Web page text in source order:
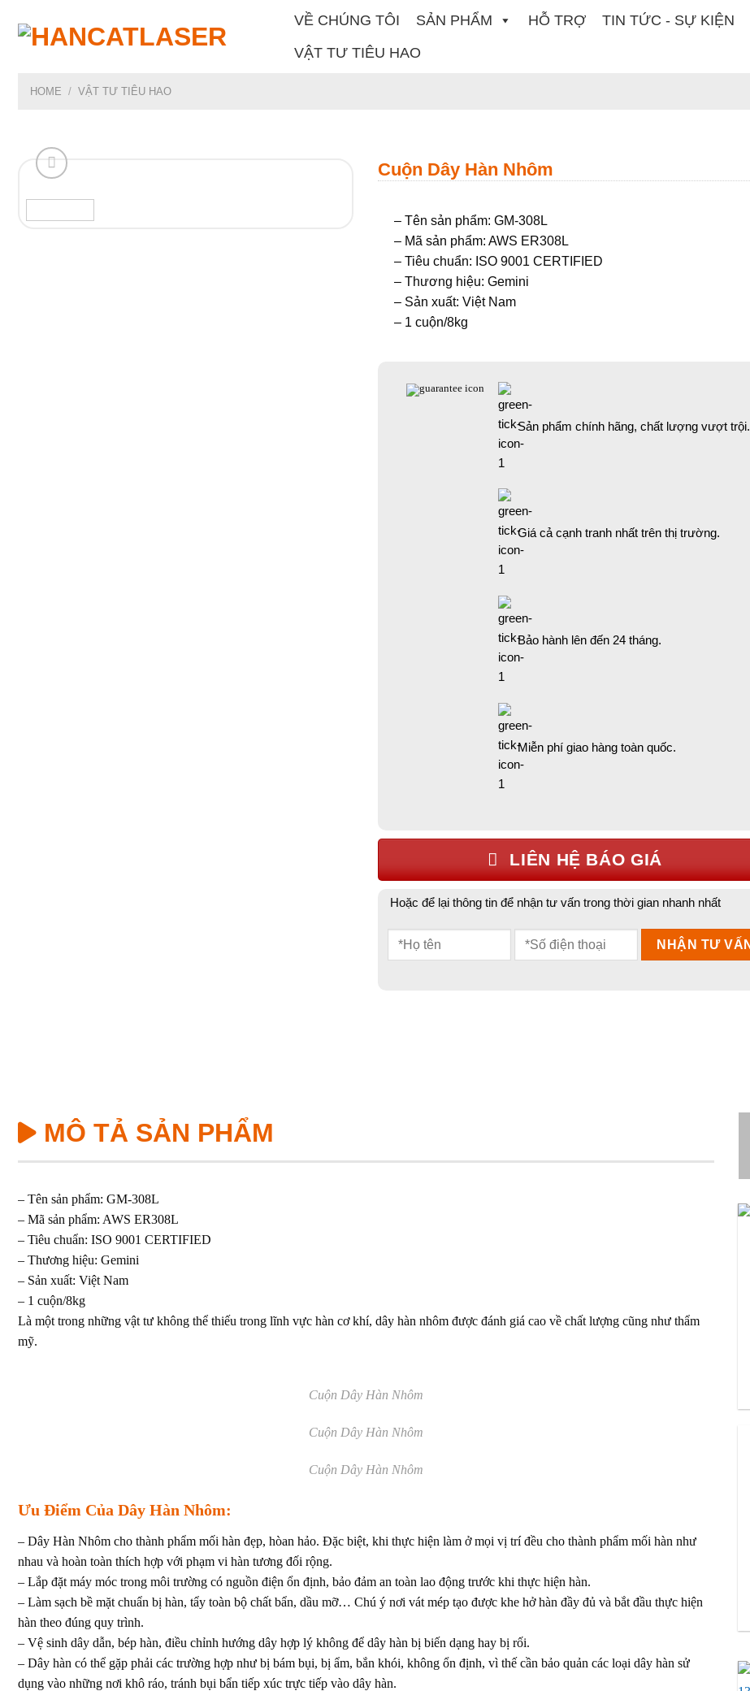
content
VỀ CHÚNG TÔI SẢN PHẨM HỖ TRỢ TIN TỨC - SỰ KIỆN
VẬT TƯ TIÊU HAO
HOME / VẬT TƯ TIÊU HAO
Cuộn Dây Hàn Nhôm
– Tên sản phẩm: GM-308L
– Mã sản phẩm: AWS ER308L
– Tiêu chuẩn: ISO 9001 CERTIFIED
– Thương hiệu: Gemini
– Sản xuất: Việt Nam
– 1 cuộn/8kg
Sản phẩm chính hãng, chất lượng vượt trội.
Giá cả cạnh tranh nhất trên thị trường.
Bảo hành lên đến 24 tháng.
Miễn phí giao hàng toàn quốc.
LIÊN HỆ BÁO GIÁ
Hoặc để lại thông tin để nhận tư vấn trong thời gian nhanh nhất
MÔ TẢ SẢN PHẨM
– Tên sản phẩm: GM-308L
– Mã sản phẩm: AWS ER308L
– Tiêu chuẩn: ISO 9001 CERTIFIED
– Thương hiệu: Gemini
– Sản xuất: Việt Nam
– 1 cuộn/8kg
Là một trong những vật tư không thể thiếu trong lĩnh vực hàn cơ khí, dây hàn nhôm được đánh giá cao về chất lượng cũng như thẩm
mỹ.
Cuộn Dây Hàn Nhôm
Cuộn Dây Hàn Nhôm
Cuộn Dây Hàn Nhôm
Ưu Điểm Của Dây Hàn Nhôm:
– Dây Hàn Nhôm cho thành phẩm mối hàn đẹp, hòan hảo. Đặc biệt, khi thực hiện làm ở mọi vị trí đều cho thành phẩm mối hàn như
nhau và hoàn toàn thích hợp với phạm vi hàn tương đối rộng.
– Lắp đặt máy móc trong môi trường có nguồn điện ổn định, bảo đảm an toàn lao động trước khi thực hiện hàn.
– Làm sạch bề mặt chuẩn bị hàn, tẩy toàn bộ chất bẩn, dầu mỡ… Chú ý nơi vát mép tạo được khe hở hàn đầy đủ và bắt đầu thực hiện
hàn theo đúng quy trình.
– Vệ sinh dây dẫn, bép hàn, điều chỉnh hướng dây hợp lý không để dây hàn bị biến dạng hay bị rối.
– Dây hàn có thể gặp phải các trường hợp như bị bám bụi, bị ẩm, bắn khói, không ổn định, vì thế cần bảo quản các loại dây hàn sử
dụng vào những nơi khô ráo, tránh bụi bẩn tiếp xúc trực tiếp vào dây hàn.